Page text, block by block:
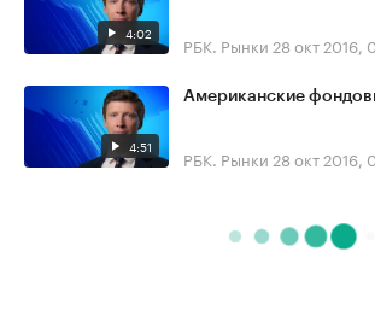
4:02 РБК. Рынки 28 окт 2016,
4:51
Американские
РБК. Рынки 28 окт 2016,